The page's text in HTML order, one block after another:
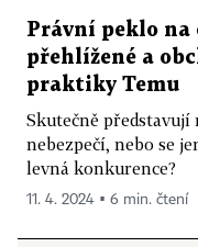
Právní peklo
přehlížené a
praktiky Temu
Skutečně
nebezpečí, nebo se
levná konkurence?
11. 4. 2024 ▪ 6 min. čtení